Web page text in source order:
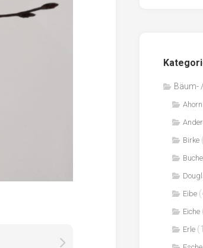
Bäum-
Ahorn
Birke
Buche
Eibe
Eiche
Erle